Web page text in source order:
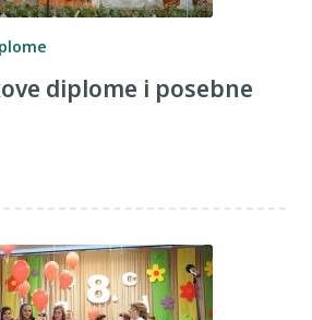
diplome i posebne